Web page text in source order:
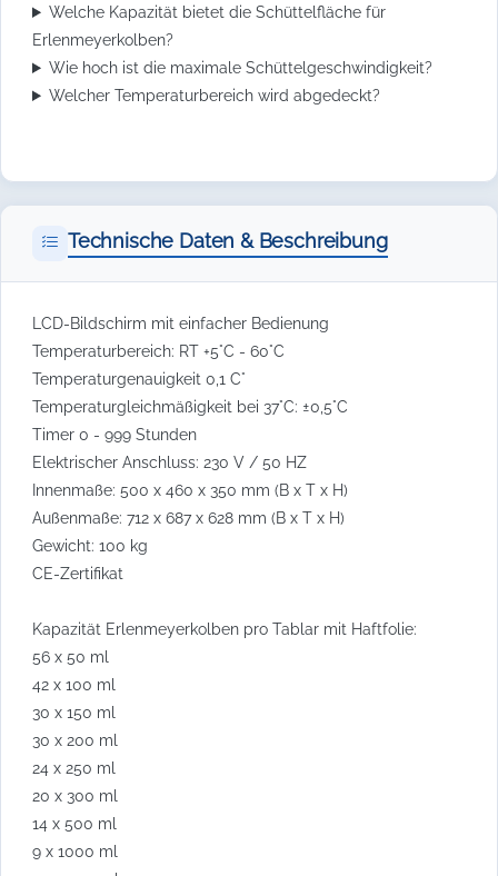
Welche Kapazität bietet die Schüttelfläche für
Erlenmeyerkolben?
Wie hoch ist die maximale Schüttelgeschwindigkeit?
Welcher Temperaturbereich wird abgedeckt?
Technische Daten & Beschreibung
LCD-Bildschirm mit einfacher Bedienung
Temperaturbereich: RT +5°C - 60°C
Temperaturgenauigkeit 0,1 C°
Temperaturgleichmäßigkeit bei 37°C: ±0,5°C
Timer 0 - 999 Stunden
Elektrischer Anschluss: 230 V / 50 HZ
Innenmaße: 500 x 460 x 350 mm (B x T x H)
Außenmaße: 712 x 687 x 628 mm (B x T x H)
Gewicht: 100 kg
CE-Zertifikat
Kapazität Erlenmeyerkolben pro Tablar mit Haftfolie:
56 x 50 ml
42 x 100 ml
30 x 150 ml
30 x 200 ml
24 x 250 ml
20 x 300 ml
14 x 500 ml
9 x 1000 ml